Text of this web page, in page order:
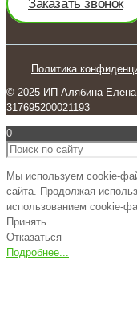
Заказать звонок
Политика
© 2025 ИП Алябина
317695200021193
0
Мы используем cookie-
сайта. Продолжая
использованием cookie-
Принять
Отказаться
Подробнее...